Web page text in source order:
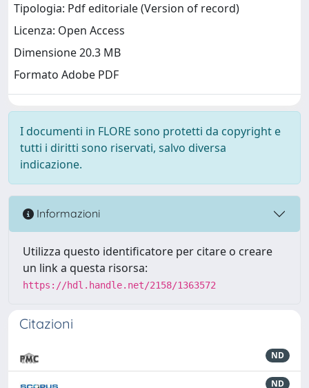
Tipologia: Pdf editoriale (Version of record)
Licenza: Open Access
Dimensione 20.3 MB
Formato Adobe PDF
I documenti in FLORE sono protetti da copyright e
tutti i diritti sono riservati, salvo diversa
indicazione.
Informazioni
Utilizza questo identificatore per citare o creare
un link a questa risorsa:
https://hdl.handle.net/2158/1363572
Citazioni
ND
ND